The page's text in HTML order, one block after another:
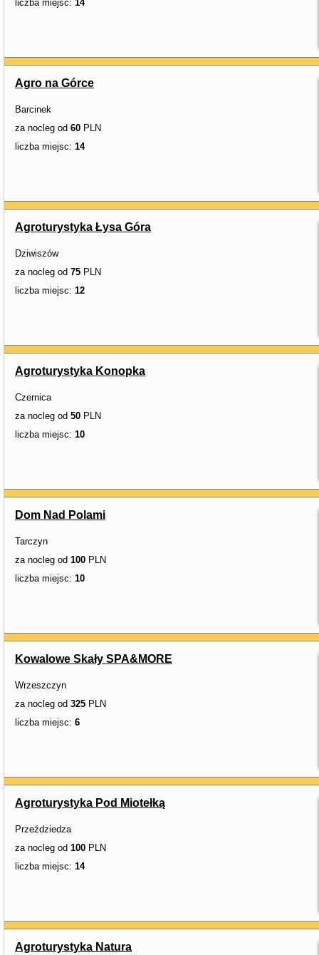
liczba miejsc: 14
Agro na Górce
Barcinek
za nocleg od 60 PLN
liczba miejsc: 14
Agroturystyka Łysa Góra
Dziwiszów
za nocleg od 75 PLN
liczba miejsc: 12
Agroturystyka Konopka
Czernica
za nocleg od 50 PLN
liczba miejsc: 10
Dom Nad Polami
Tarczyn
za nocleg od 100 PLN
liczba miejsc: 10
Kowalowe Skały SPA&MORE
Wrzeszczyn
za nocleg od 325 PLN
liczba miejsc: 6
Agroturystyka Pod Miotełką
Przeździedza
za nocleg od 100 PLN
liczba miejsc: 14
Agroturystyka Natura